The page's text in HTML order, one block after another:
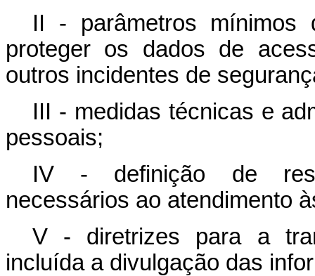
II - parâmetros mínimos
proteger os dados de
outros incidentes de
III - medidas técnicas e
pessoais;
IV - definição de
necessários ao atendimento
V - diretrizes para a
incluída a divulgação das